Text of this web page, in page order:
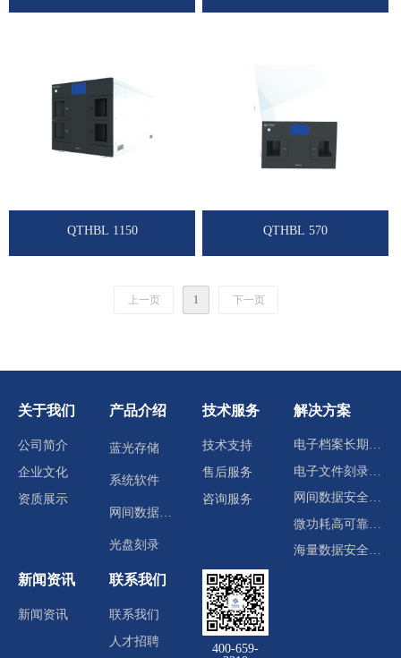
QTHBL 1150 QTHBL 570
上一页 1 下一页
关于我们
公司简介
企业文化
资质展示
产品介绍
蓝光存储
系统软件
网间数据交换
光盘刻录
技术服务
技术支持
售后服务
咨询服务
解决方案
电子档案长期归档存储
网间数据安全交换
海量数据安全存储
联系我们
联系我们
人才招聘
400-659-
新闻资讯
新闻资讯